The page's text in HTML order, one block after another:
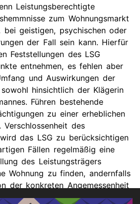
Leistungsberechtigte
zum Wohnungsmarkt
bei geistigen, psychischen oder
der Fall sein kann. Hierfür
Feststellungen des LSG
entnehmen, es fehlen aber
und Auswirkungen der
hinsichtlich der Klägerin
Führen bestehende
zu einer erheblichen
Verschlossenheit des
das LSG zu berücksichtigen
Fällen regelmäßig eine
des Leistungsträgers
Wohnung zu finden, andernfalls
der konkreten Angemessenheit